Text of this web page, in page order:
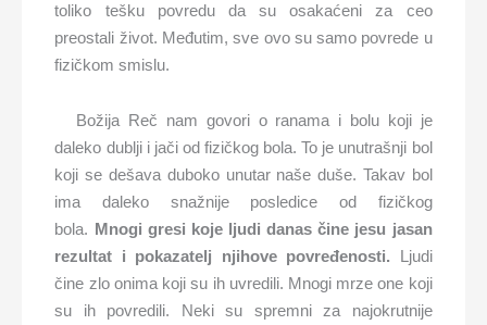
toliko tešku povredu da su osakaćeni za ceo
preostali život. Međutim, sve ovo su samo povrede u
fizičkom smislu.
Božija Reč nam govori o ranama i bolu koji je
daleko dublji i jači od fizičkog bola. To je unutrašnji bol
koji se dešava duboko unutar naše duše. Takav bol
ima daleko snažnije posledice od fizičkog
bola. Mnogi gresi koje ljudi danas čine jesu jasan
rezultat i pokazatelj njihove povređenosti. Ljudi
čine zlo onima koji su ih uvredili. Mnogi mrze one koji
su ih povredili. Neki su spremni za najokrutnije